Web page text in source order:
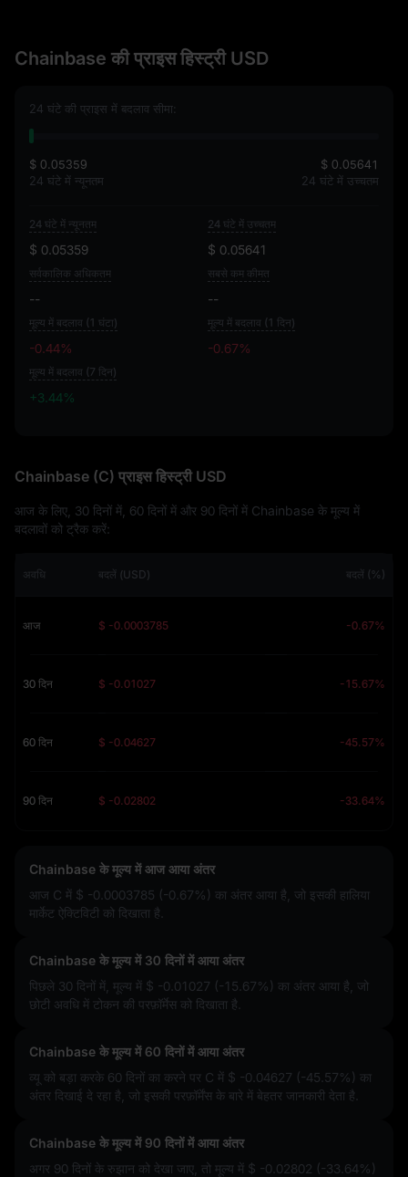
Chainbase की प्राइस हिस्ट्री USD
24 घंटे की प्राइस में बदलाव सीमा:
$ 0.05359
24 घंटे में न्यूनतम
$ 0.05641
24 घंटे में उच्चतम
24 घंटे में न्यूनतम
$ 0.05359
24 घंटे में उच्चतम
$ 0.05641
सर्वकालिक अधिकतम
--
सबसे कम कीमत
--
मूल्य में बदलाव (1 घंटा)
-0.44%
मूल्य में बदलाव (1 दिन)
-0.67%
मूल्य में बदलाव (7 दिन)
+3.44%
Chainbase (C) प्राइस हिस्ट्री USD
आज के लिए, 30 दिनों में, 60 दिनों में और 90 दिनों में Chainbase के मूल्य में
बदलावों को ट्रैक करें:
अवधि बदलें (USD) बदलें (%)
आज $ -0.0003785 -0.67%
30 दिन $ -0.01027 -15.67%
60 दिन $ -0.04627 -45.57%
90 दिन $ -0.02802 -33.64%
Chainbase के मूल्य में आज आया अंतर
आज C में $ -0.0003785 (-0.67%) का अंतर आया है, जो इसकी हालिया
मार्केट ऐक्टिविटी को दिखाता है.
Chainbase के मूल्य में 30 दिनों में आया अंतर
पिछले 30 दिनों में, मूल्य में $ -0.01027 (-15.67%) का अंतर आया है, जो
छोटी अवधि में टोकन की परफ़ॉर्मेस को दिखाता है.
Chainbase के मूल्य में 60 दिनों में आया अंतर
व्यू को बड़ा करके 60 दिनों का करने पर C में $ -0.04627 (-45.57%) का
अंतर दिखाई दे रहा है, जो इसकी परफ़ॉर्मेंस के बारे में बेहतर जानकारी देता है.
Chainbase के मूल्य में 90 दिनों में आया अंतर
अगर 90 दिनों के रुझान को देखा जाए, तो मूल्य में $ -0.02802 (-33.64%)